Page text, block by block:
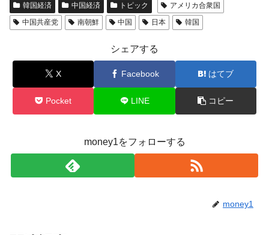
韓国経済 中国経済 トピック
アメリカ合衆国
中国共産党
南朝鮮 中国 日本 韓国
シェアする
X Facebook はてブ
Pocket LINE コピー
money1をフォローする
money1